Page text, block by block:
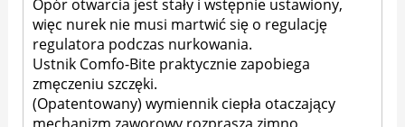
Opór otwarcia jest stały i wstępnie ustawiony,
więc nurek nie musi martwić się o regulację
regulatora podczas nurkowania.
Ustnik Comfo-Bite praktycznie zapobiega
zmęczeniu szczęki.
(Opatentowany) wymiennik ciepła otaczający